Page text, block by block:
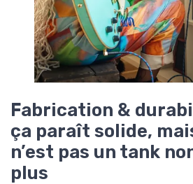
Fabrication &
ça paraît solide,
n’est pas un tank
plus